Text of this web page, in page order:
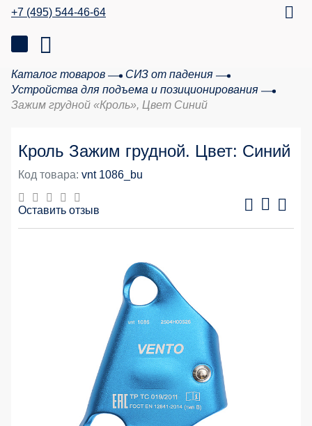
+7 (495) 544-46-64
Каталог товаров
СИЗ от падения
Устройства для подъема и позиционирования
Зажим грудной «Кроль», Цвет Синий
Кроль Зажим грудной. Цвет: Синий
Код товара: vnt 1086_bu
Оставить отзыв